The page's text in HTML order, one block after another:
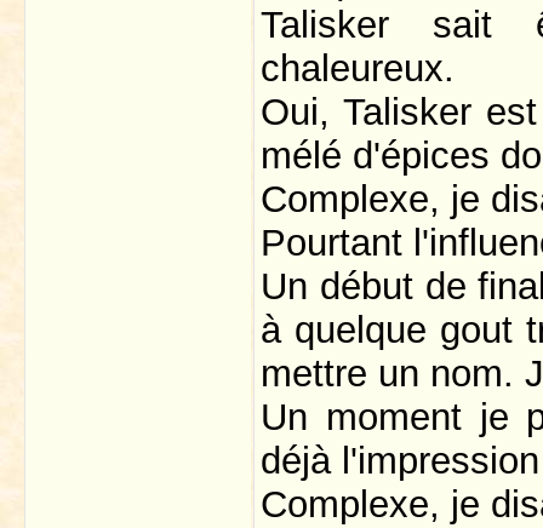
Talisker sait
chaleureux.
Oui, Talisker
mélé d'épices
Complexe, je
Pourtant
Un début de
à quelque gout
mettre un nom.
Un moment je
déjà
Complexe, je